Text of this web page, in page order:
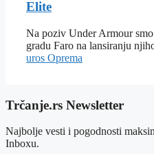
Elite
Na poziv Under Armour
gradu Faro na lansiranju
uros Oprema
Trčanje.rs Newsletter
Najbolje vesti i pogodnosti
Inboxu.